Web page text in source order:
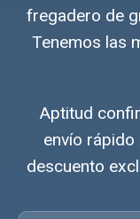
fregadero de
Tenemos las
Aptitud
envío
descuento